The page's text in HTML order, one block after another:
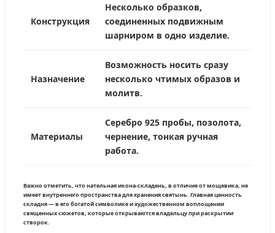
Конструкция
Несколько образков,
соединенных подвижным
шарниром в одно изделие.
Назначение
Возможность носить сразу
несколько чтимых образов и
молитв.
Материалы
Серебро 925 пробы, позолота,
чернение, тонкая ручная
работа.
Важно отметить, что нательная икона-складень, в отличие от мощевика, не
имеет внутреннего пространства для хранения святынь. Главная ценность
складня — в его богатой символике и художественном воплощении
священных сюжетов, которые открываются владельцу при раскрытии
створок.